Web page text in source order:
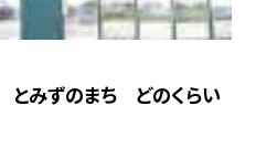
みずのまち どのくらい